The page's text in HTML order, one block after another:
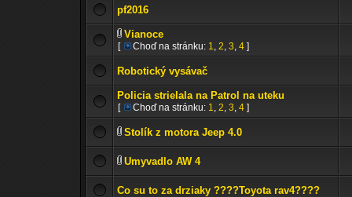
pf2016
Vianoce
[ Choď na stránku: 1, 2, 3, 4 ]
Robotický vysávač
Policia strielala na Patrol na uteku
[ Choď na stránku: 1, 2, 3, 4 ]
Stolík z motora Jeep 4.0
Umyvadlo AW 4
Co su to za drziaky ????Toyota rav4????